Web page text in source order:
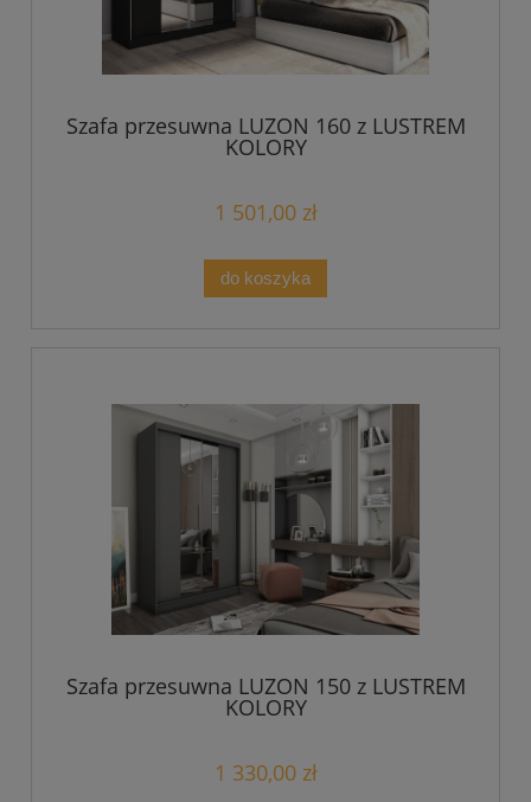
Szafa przesuwna LUZON 160 z LUSTREM
KOLORY
1 501,00 zł
do koszyka
Szafa przesuwna LUZON 150 z LUSTREM
KOLORY
1 330,00 zł